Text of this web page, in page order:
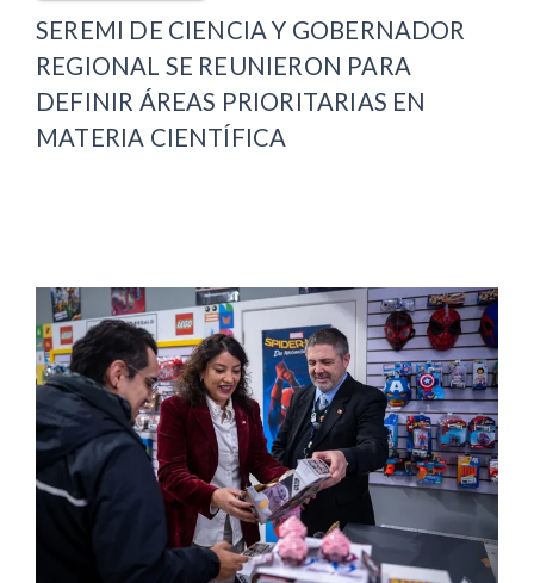
SEREMI DE CIENCIA Y GOBERNADOR
REGIONAL SE REUNIERON PARA
DEFINIR ÁREAS PRIORITARIAS EN
MATERIA CIENTÍFICA